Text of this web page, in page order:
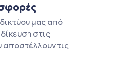
μας από
στις
αποστέλλουν τις